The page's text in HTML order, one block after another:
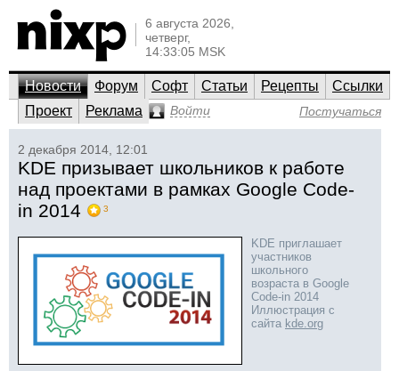
6 августа 2026,
четверг,
14:33:05 MSK
Новости Форум Софт Статьи Рецепты
Ссылки
Проект
Реклама Войти Постучаться
2 декабря 2014, 12:01
KDE призывает школьников к работе
над проектами в рамках Google Code-
in 2014
3
KDE приглашает
участников
школьного
возраста в Google
Code-in 2014
Иллюстрация с
сайта kde.org